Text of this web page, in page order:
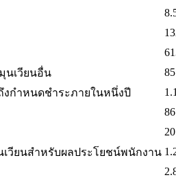
นเวียนอื่น
กำหนดชำระภายในหนึ่งปี
วียนสำหรับผลประโยชน์พนักงาน